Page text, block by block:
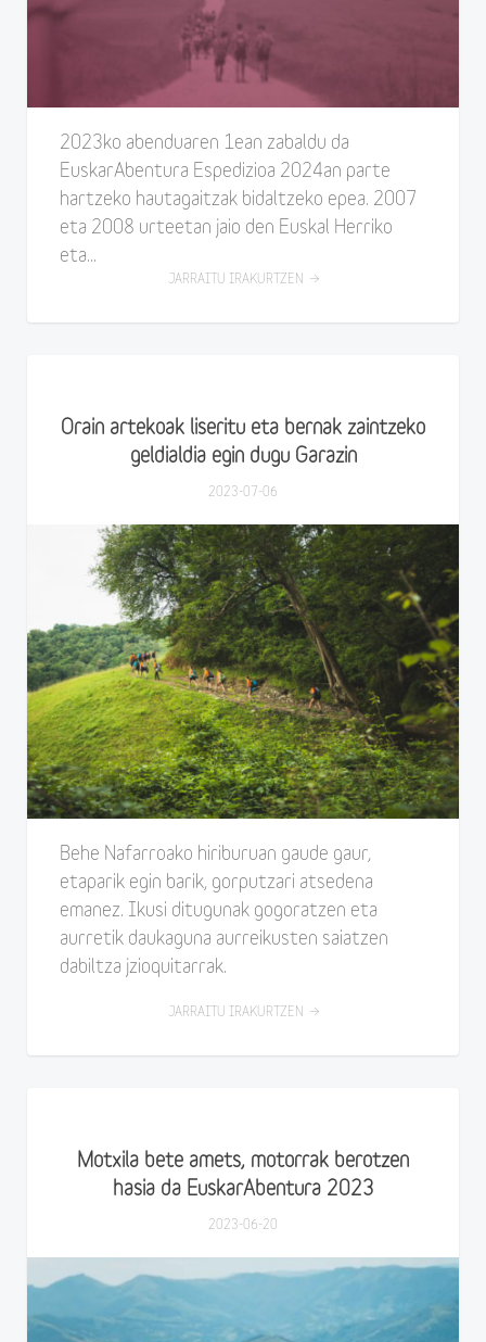
2023ko abenduaren 1ean zabaldu da
EuskarAbentura Espedizioa 2024an parte
hartzeko hautagaitzak bidaltzeko epea. 2007
eta 2008 urteetan jaio den Euskal Herriko
eta...
JARRAITU IRAKURTZEN
Orain artekoak liseritu eta bernak zaintzeko
geldialdia egin dugu Garazin
2023-07-06
Behe Nafarroako hiriburuan gaude gaur,
etaparik egin barik, gorputzari atsedena
emanez. Ikusi ditugunak gogoratzen eta
aurretik daukaguna aurreikusten saiatzen
dabiltza jzioquitarrak.
JARRAITU IRAKURTZEN
Motxila bete amets, motorrak berotzen
hasia da EuskarAbentura 2023
2023-06-20